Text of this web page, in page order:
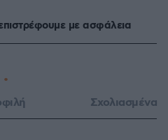
με ασφάλεια
Σχολιασμένα